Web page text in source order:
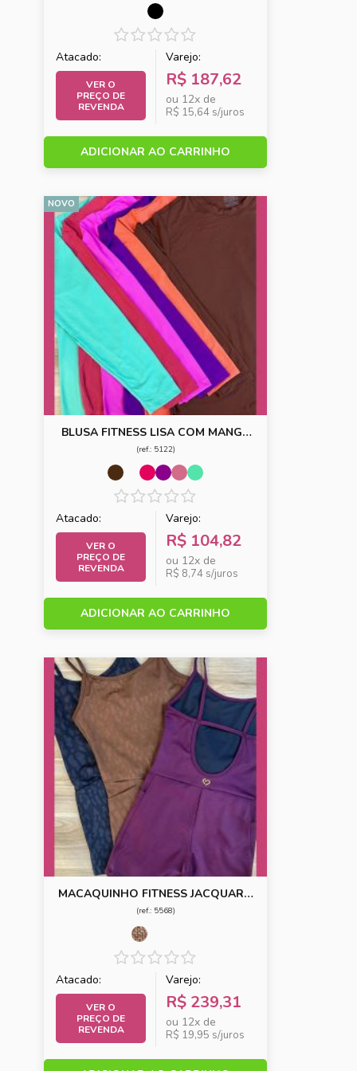
Atacado:
VER O
PREÇO DE
REVENDA
Varejo:
R$ 187,62
ou 12x de
R$ 15,64 s/juros
ADICIONAR AO CARRINHO
NOVO
BLUSA FITNESS LISA COM MANGA
COMPRIDA
(ref.: 5122)
Atacado:
VER O
PREÇO DE
REVENDA
Varejo:
R$ 104,82
ou 12x de
R$ 8,74 s/juros
ADICIONAR AO CARRINHO
MACAQUINHO FITNESS JACQUARD
COM BOLSO
(ref.: 5568)
Atacado:
VER O
PREÇO DE
REVENDA
Varejo:
R$ 239,31
ou 12x de
R$ 19,95 s/juros